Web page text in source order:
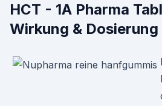
HCT - 1A Pharma
Wirkung &